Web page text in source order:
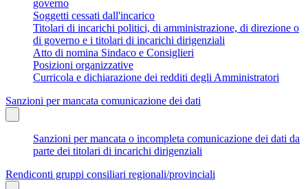
governo
Soggetti cessati dall'incarico
Titolari di incarichi politici, di amministrazione, di direzione o
di governo e i titolari di incarichi dirigenziali
Atto di nomina Sindaco e Consiglieri
Posizioni organizzative
Curricola e dichiarazione dei redditi degli Amministratori
Sanzioni per mancata comunicazione dei dati
Sanzioni per mancata o incompleta comunicazione dei dati da
parte dei titolari di incarichi dirigenziali
Rendiconti gruppi consiliari regionali/provinciali